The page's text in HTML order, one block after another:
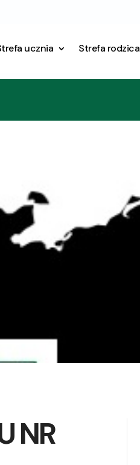
ucznia Strefa rodzica
NR